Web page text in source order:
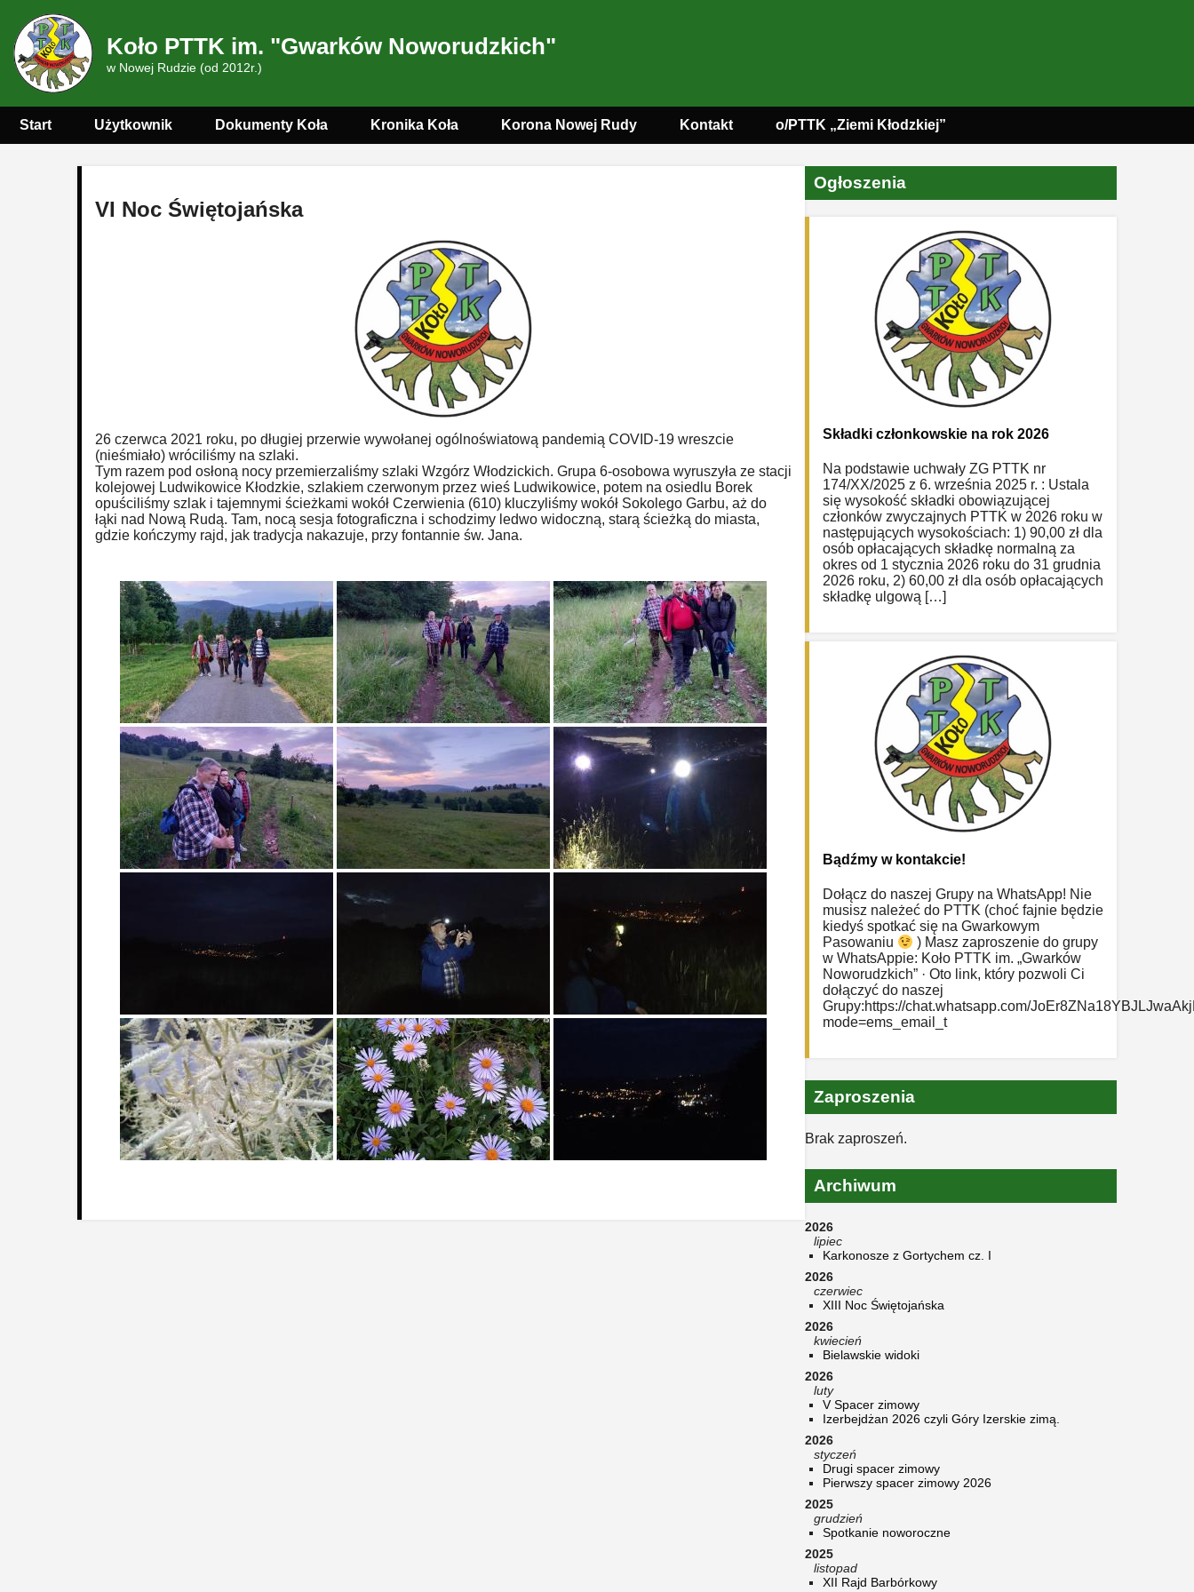
Koło PTTK im. "Gwarków Noworudzkich"
w Nowej Rudzie (od 2012r.)
Start Użytkownik Dokumenty Koła Kronika Koła Korona Nowej Rudy Kontakt o/PTTK „Ziemi Kłodzkiej”
VI Noc Świętojańska
26 czerwca 2021 roku, po długiej przerwie wywołanej ogólnoświatową pandemią COVID-19 wreszcie
(nieśmiało) wróciliśmy na szlaki.
Tym razem pod osłoną nocy przemierzaliśmy szlaki Wzgórz Włodzickich. Grupa 6-osobowa wyruszyła ze stacji
kolejowej Ludwikowice Kłodzkie, szlakiem czerwonym przez wieś Ludwikowice, potem na osiedlu Borek
opuściliśmy szlak i tajemnymi ścieżkami wokół Czerwienia (610) kluczyliśmy wokół Sokolego Garbu, aż do
łąki nad Nową Rudą. Tam, nocą sesja fotograficzna i schodzimy ledwo widoczną, starą ścieżką do miasta,
gdzie kończymy rajd, jak tradycja nakazuje, przy fontannie św. Jana.
Ogłoszenia
Składki członkowskie na rok 2026
Na podstawie uchwały ZG PTTK nr
174/XX/2025 z 6. września 2025 r. : Ustala
się wysokość składki obowiązującej
członków zwyczajnych PTTK w 2026 roku w
następujących wysokościach: 1) 90,00 zł dla
osób opłacających składkę normalną za
okres od 1 stycznia 2026 roku do 31 grudnia
2026 roku, 2) 60,00 zł dla osób opłacających
składkę ulgową […]
Bądźmy w kontakcie!
Dołącz do naszej Grupy na WhatsApp! Nie
musisz należeć do PTTK (choć fajnie będzie
kiedyś spotkać się na Gwarkowym
Pasowaniu
) Masz zaproszenie do grupy
w WhatsAppie: ‎Koło PTTK im. „Gwarków
Noworudzkich” · Oto link, który pozwoli Ci
dołączyć do naszej
Grupy:https://chat.whatsapp.com/
mode=ems_email_t
Zaproszenia
Brak zaproszeń.
Archiwum
2026
lipiec
Karkonosze z Gortychem cz. I
2026
czerwiec
XIII Noc Świętojańska
2026
kwiecień
Bielawskie widoki
2026
luty
V Spacer zimowy
Izerbejdżan 2026 czyli Góry Izerskie zimą.
2026
styczeń
Drugi spacer zimowy
Pierwszy spacer zimowy 2026
2025
grudzień
Spotkanie noworoczne
2025
listopad
XII Rajd Barbórkowy